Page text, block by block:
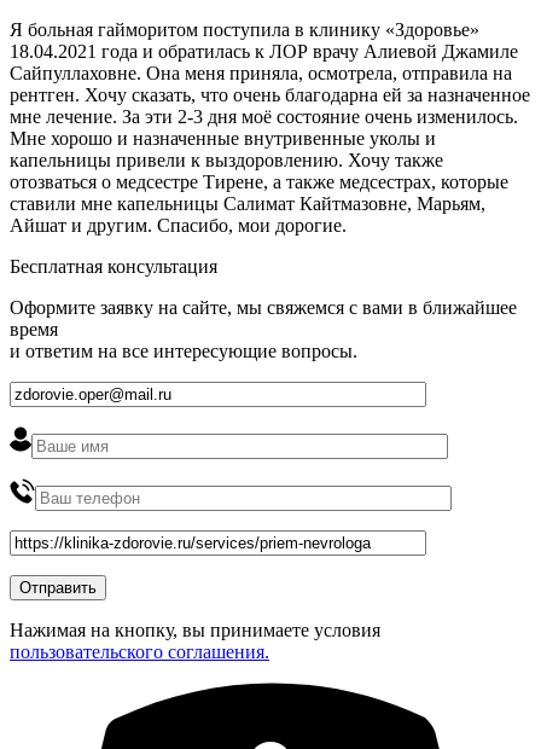
Я больная гайморитом поступила в клинику «Здоровье»
18.04.2021 года и обратилась к ЛОР врачу Алиевой Джамиле
Сайпуллаховне. Она меня приняла, осмотрела, отправила на
рентген. Хочу сказать, что очень благодарна ей за назначенное
мне лечение. За эти 2-3 дня моё состояние очень изменилось.
Мне хорошо и назначенные внутривенные уколы и
капельницы привели к выздоровлению. Хочу также
отозваться о медсестре Тирене, а также медсестрах, которые
ставили мне капельницы Салимат Кайтмазовне, Марьям,
Айшат и другим. Спасибо, мои дорогие.
Бесплатная консультация
Оформите заявку на сайте, мы свяжемся с вами в ближайшее
время
и ответим на все интересующие вопросы.
Нажимая на кнопку, вы принимаете условия
пользовательского соглашения.